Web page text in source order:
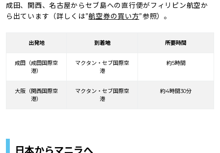
成田、関西、名古屋からセブ島への直行便がフィリピン航空か
ら出ています（詳しくは”航空券の買い方”参照）。
出発地 到着地 所要時間
成田（成田国際空
港）
マクタン・セブ国際空
港
約5時間
大阪（関西国際空
港）
マクタン・セブ国際空
港
約4時間30分
日本からマニラへ